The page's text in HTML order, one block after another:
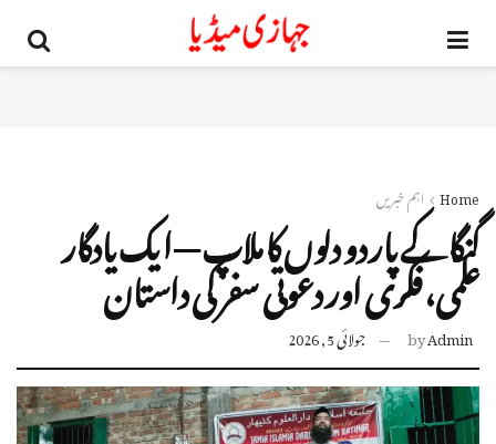
Home اہم خبریں
گنگا کے پار دو دلوں کا ملاپ — ایک یادگار
علمی، فکری اور دعوتی سفر کی داستان
byAdmin جولائی 5, 2026